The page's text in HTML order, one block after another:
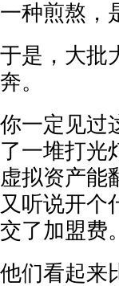
一种煎熬，
于是，大批
奔。
你一定见过
了一堆打光
虚拟资产能
又听说开个
交了加盟费。
他们看起来